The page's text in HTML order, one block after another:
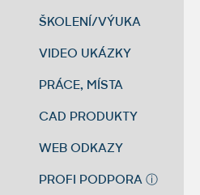
ŠKOLENÍ/VÝUKA
VIDEO UKÁZKY
PRÁCE, MÍSTA
CAD PRODUKTY
WEB ODKAZY
PROFI PODPORA ⓘ